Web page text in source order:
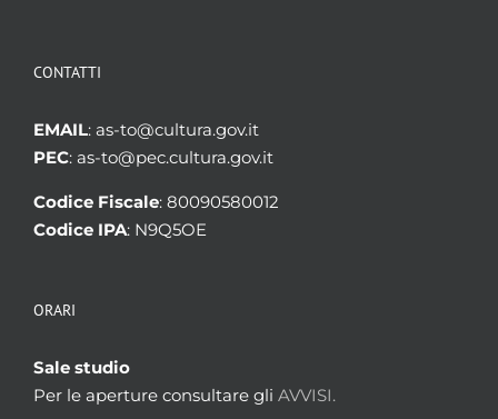
CONTATTI
EMAIL: as-to@cultura.gov.it
PEC: as-to@pec.cultura.gov.it
Codice Fiscale: 80090580012
Codice IPA: N9Q5OE
ORARI
Sale studio
Per le aperture consultare gli AVVISI.